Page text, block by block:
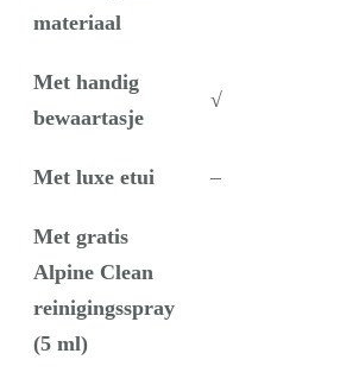
materiaal
Met handig
bewaartasje
√
Met luxe etui –
Met gratis
Alpine Clean
reinigingsspray
(5 ml)